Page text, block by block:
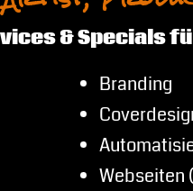
& Specials
Branding
Webseiten